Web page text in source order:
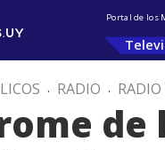
Portal de los
. RADIO .
de